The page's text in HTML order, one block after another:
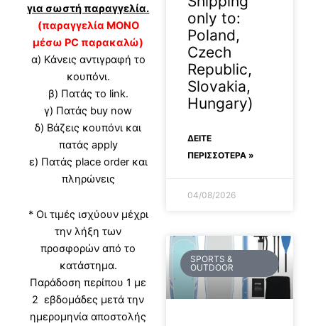
για σωστή παραγγελία.
(παραγγελία ΜΟΝΟ
μέσω PC παρακαλώ)
α) Κάνεις αντιγραφή το
κουπόνι.
β) Πατάς το link.
γ) Πατάς buy now
δ) Βάζεις κουπόνι και
πατάς apply
ε) Πατάς place order και
πληρώνεις
* Οι τιμές ισχύουν μέχρι
την λήξη των
προσφορών από το
κατάστημα.
Παράδοση περίπου 1 με
2 εβδομάδες μετά την
ημερομηνία αποστολής
only to:
Poland,
Czech
Republic,
Slovakia,
Hungary)
ΔΕΊΤΕ
ΠΕΡΙΣΣΟΤΕΡΑ »
04/08/2026
SPORTS &
OUTDOOR